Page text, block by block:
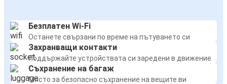
Безплатен Wi-Fi
Останете свързани по време на пътуването си
Захранващи контакти
Поддържайте устройствата си заредени в движение
Съхранение на багаж
Място за безопасно съхранение на вещите ви